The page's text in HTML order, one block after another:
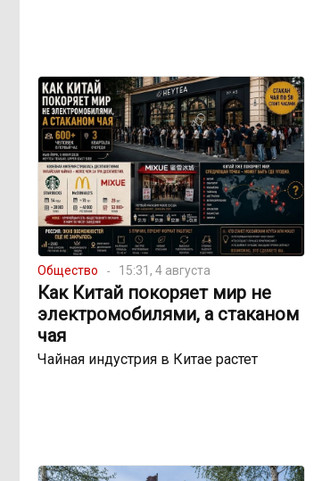
Общество 15:31, 4 августа
Как Китай покоряет мир не
электромобилями, а стаканом
чая
Чайная индустрия в Китае растет